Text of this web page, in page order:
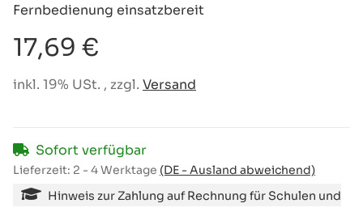
Fernbedienung einsatzbereit
17,69 €
inkl. 19% USt. , zzgl. Versand
Sofort verfügbar
Lieferzeit: 2 - 4 Werktage (DE - Ausland abweichend)
Hinweis zur Zahlung auf Rechnung für Schulen und